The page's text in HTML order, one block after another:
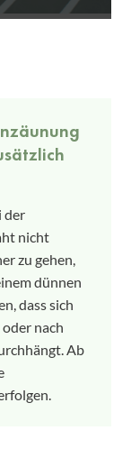
der
nicht
zu gehen,
dünnen
dass sich
nach
Ab